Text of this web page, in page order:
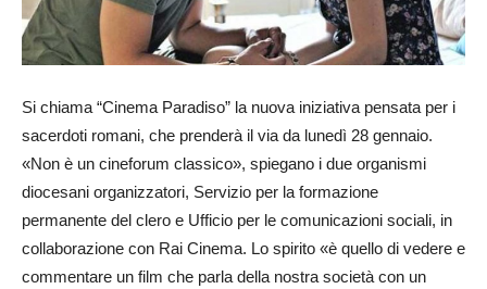
Si chiama “Cinema Paradiso” la nuova iniziativa pensata per i
sacerdoti romani, che prenderà il via da lunedì 28 gennaio.
«Non è un cineforum classico», spiegano i due organismi
diocesani organizzatori, Servizio per la formazione
permanente del clero e Ufficio per le comunicazioni sociali, in
collaborazione con Rai Cinema. Lo spirito «è quello di vedere e
commentare un film che parla della nostra società con un